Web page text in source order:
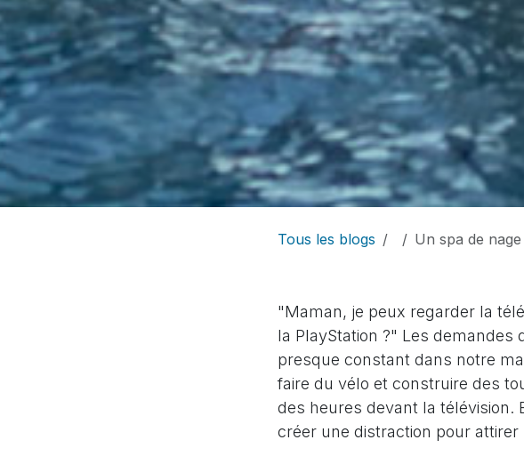
Tous les blogs Un spa de
"Maman, je peux regarder la
la PlayStation ?" Les
presque constant dans notre
faire du vélo et construire des
des heures devant la télévision.
créer une distraction pour